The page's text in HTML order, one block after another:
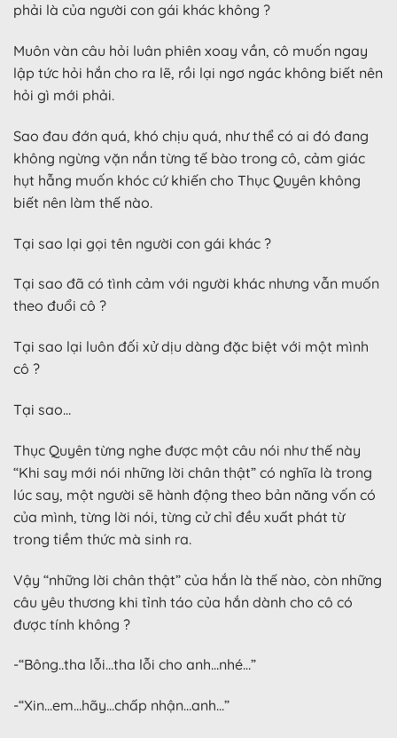
phải là của người con gái khác không ?
Muôn vàn câu hỏi luân phiên xoay vần, cô muốn ngay
lập tức hỏi hắn cho ra lẽ, rồi lại ngơ ngác không biết nên
hỏi gì mới phải.
Sao đau đớn quá, khó chịu quá, như thể có ai đó đang
không ngừng vặn nắn từng tế bào trong cô, cảm giác
hụt hẫng muốn khóc cứ khiến cho Thục Quyên không
biết nên làm thế nào.
Tại sao lại gọi tên người con gái khác ?
Tại sao đã có tình cảm với người khác nhưng vẫn muốn
theo đuổi cô ?
Tại sao lại luôn đối xử dịu dàng đặc biệt với một mình
cô ?
Tại sao…
Thục Quyên từng nghe được một câu nói như thế này
“Khi say mới nói những lời chân thật” có nghĩa là trong
lúc say, một người sẽ hành động theo bản năng vốn có
của mình, từng lời nói, từng cử chỉ đều xuất phát từ
trong tiềm thức mà sinh ra.
Vậy “những lời chân thật” của hắn là thế nào, còn những
câu yêu thương khi tỉnh táo của hắn dành cho cô có
được tính không ?
-“Bông..tha lỗi…tha lỗi cho anh…nhé…”
-“Xin…em…hãy…chấp nhận…anh…”